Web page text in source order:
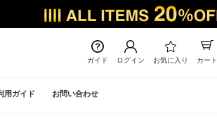
ガイド ログイン お気に入り カート
用ガイド お問い合わせ